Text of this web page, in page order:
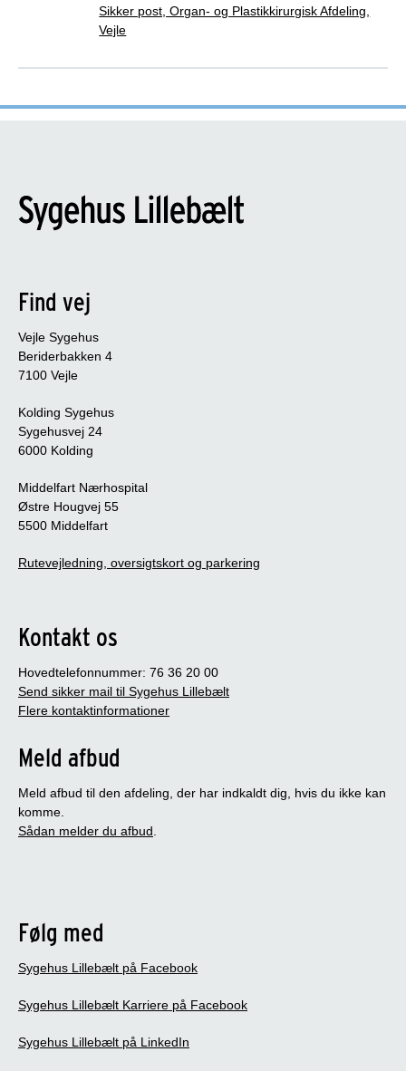
Sikker post, Organ- og Plastikkirurgisk Afdeling,
Vejle
Find vej
Vejle Sygehus
Beriderbakken 4
7100 Vejle
Kolding Sygehus
Sygehusvej 24
6000 Kolding
Middelfart Nærhospital
Østre Hougvej 55
5500 Middelfart
Rutevejledning, oversigtskort og parkering
Kontakt os
Hovedtelefonnummer: 76 36 20 00
Send sikker mail til Sygehus Lillebælt
Flere kontaktinformationer
Meld afbud
Meld afbud til den afdeling, der har indkaldt dig, hvis du ikke kan
komme.
Sådan melder du afbud.
Følg med
Sygehus Lillebælt på Facebook
Sygehus Lillebælt Karriere på Facebook
Sygehus Lillebælt på LinkedIn